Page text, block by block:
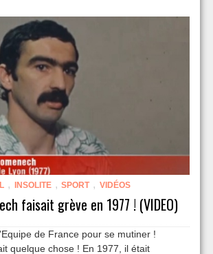
, INSOLITE , SPORT , VIDÉOS
faisait grève en 1977 ! (VIDEO)
de France pour se mutiner !
quelque chose ! En 1977, il était